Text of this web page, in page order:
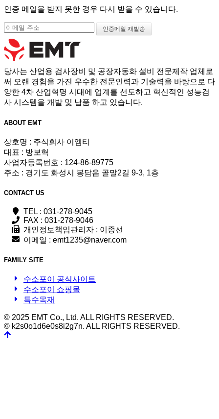
인증 메일을 받지 못한 경우 다시 받을 수 있습니다.
당사는 산업용 검사장비 및 공장자동화 설비 전문제작 업체로
써 오랜 경험을 가진 우수한 전문인력과 기술력을 바탕으로 다
양한 4차 산업혁명 시대에 업계를 선도하고 혁신적인 성능검
사 시스템을 개발 및 납품 하고 있습니다.
ABOUT EMT
상호명 : 주식회사 이엠티
대표 : 방보혁
사업자등록번호 : 124-86-89775
주소 : 경기도 화성시 봉담읍 골말2길 9-3, 1층
CONTACT US
TEL : 031-278-9045
FAX : 031-278-9046
개인정보책임관리자 : 이종선
이메일 : emt1235@naver.com
FAMILY SITE
수소포이 공식사이트
수소포이 쇼핑몰
특수목재
© 2025 EMT Co., Ltd. ALL RIGHTS RESERVED.
© k2s0o1d6e0s8i2g7n. ALL RIGHTS RESERVED.